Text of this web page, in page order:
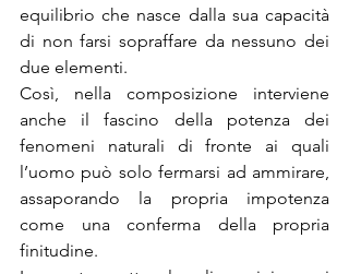
equilibrio che nasce dalla sua capacità
di non farsi sopraffare da nessuno dei
due elementi.
Così, nella composizione interviene
anche il fascino della potenza dei
fenomeni naturali di fronte ai quali
l’uomo può solo fermarsi ad ammirare,
assaporando la propria impotenza
come una conferma della propria
finitudine.